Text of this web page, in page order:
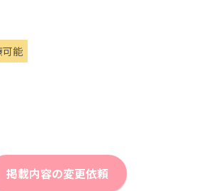
可能
掲載内容の変更依頼